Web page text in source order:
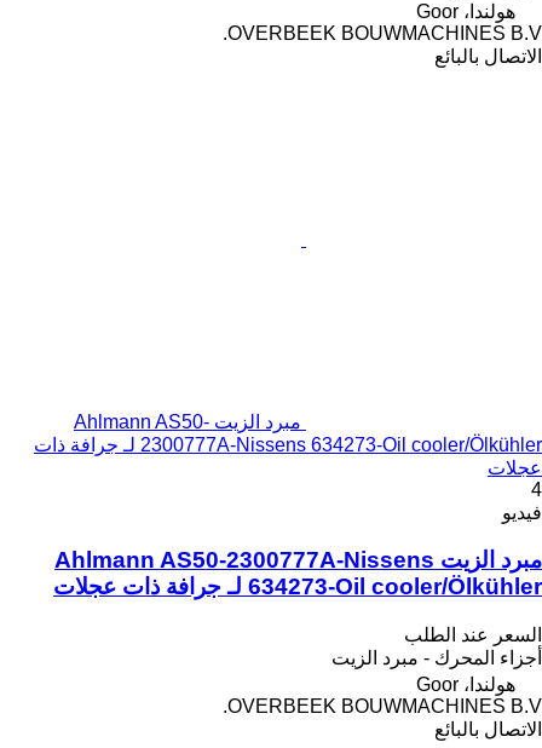
هولندا، Goor
OVERBEEK BOUWMACHINES B.V.
الاتصال بالبائع
مبرد الزيت Ahlmann AS50-
2300777A-Nissens 634273-Oil cooler/Ölkühler لـ جرافة ذات
عجلات
4
فيديو
مبرد الزيت Ahlmann AS50-2300777A-Nissens
634273-Oil cooler/Ölkühler لـ جرافة ذات عجلات
السعر عند الطلب
أجزاء المحرك - مبرد الزيت
هولندا، Goor
OVERBEEK BOUWMACHINES B.V.
الاتصال بالبائع